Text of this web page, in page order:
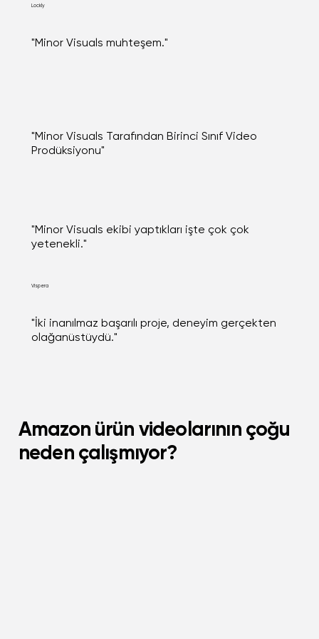
Lockly
"Minor Visuals muhteşem."
"Minor Visuals Tarafından Birinci Sınıf Video
Prodüksiyonu"
"Minor Visuals ekibi yaptıkları işte çok çok
yetenekli."
Vispera
"İki inanılmaz başarılı proje, deneyim gerçekten
olağanüstüydü."
Amazon ürün videolarının çoğu
neden çalışmıyor?